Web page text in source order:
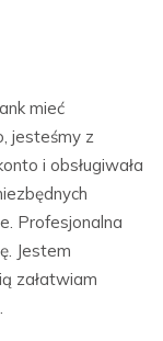
mieć
jesteśmy z
i obsługiwała
Profesjonalna
Jestem
załatwiam